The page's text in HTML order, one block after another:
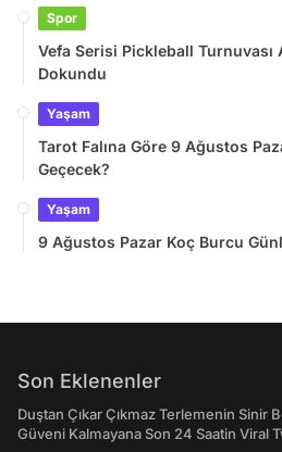
Spor
Vefa Serisi Pickleball
Dokundu
Yaşam
Tarot Falına Göre 9 Ağustos
Geçecek?
Yaşam
9 Ağustos Pazar Koç Burcu
Son Eklenenler
Duştan Çıkar Çıkmaz Terlemenin Sinir
Güveni Kalmayana Son 24 Saatin Viral